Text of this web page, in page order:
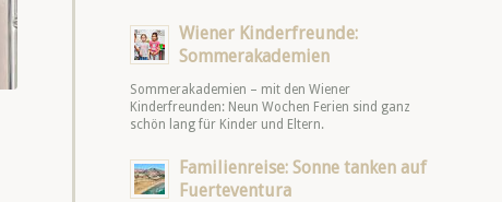
Wiener Kinderfreunde:
Sommerakademien
Sommerakademien – mit den Wiener
Kinderfreunden: Neun Wochen Ferien sind ganz
schön lang für Kinder und Eltern.
Familienreise: Sonne tanken auf
Fuerteventura